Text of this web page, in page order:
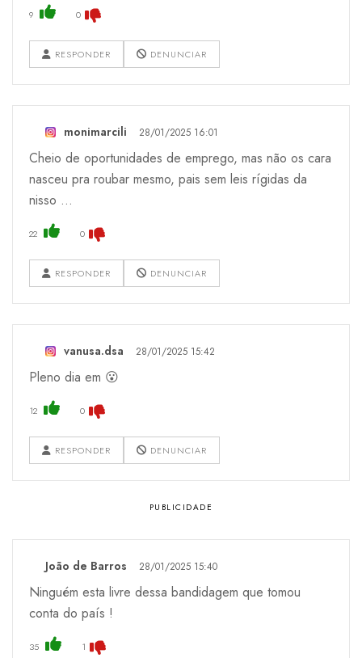
9 0
RESPONDER DENUNCIAR
monimarcili 28/01/2025 16:01
Cheio de oportunidades de emprego, mas não os cara
nasceu pra roubar mesmo, pais sem leis rígidas da
nisso ...
22 0
RESPONDER DENUNCIAR
vanusa.dsa 28/01/2025 15:42
Pleno dia em 😮
12 0
RESPONDER DENUNCIAR
João de Barros 28/01/2025 15:40
Ninguém esta livre dessa bandidagem que tomou
conta do país !
35 1